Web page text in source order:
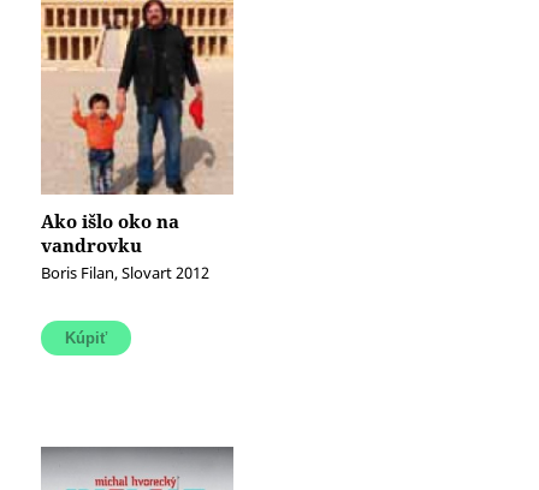
Ako išlo oko na
vandrovku
Boris Filan, Slovart 2012